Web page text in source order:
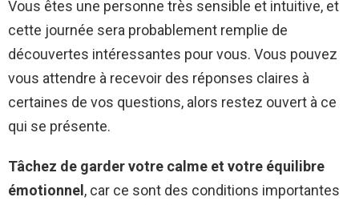
Vous êtes une personne très sensible et intuitive, et
cette journée sera probablement remplie de
découvertes intéressantes pour vous. Vous pouvez
vous attendre à recevoir des réponses claires à
certaines de vos questions, alors restez ouvert à ce
qui se présente.
Tâchez de garder votre calme et votre équilibre
émotionnel , car ce sont des conditions importantes